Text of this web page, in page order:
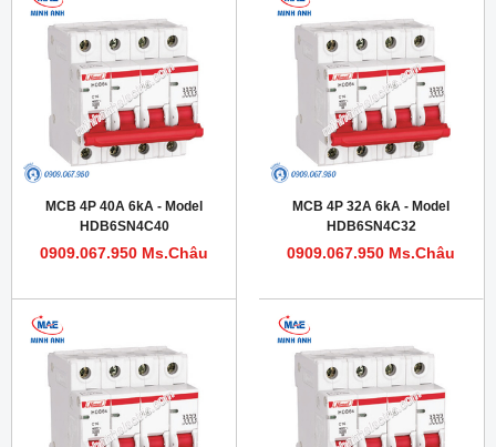
MCB 4P 40A 6kA - Model
HDB6SN4C40
0909.067.950 Ms.Châu
MCB 4P 32A 6kA - Model
HDB6SN4C32
0909.067.950 Ms.Châu